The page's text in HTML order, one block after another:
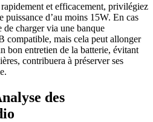
et efficacement, privilégiez
puissance d’au moins 15W. En cas
de charger via une banque
compatible, mais cela peut allonger
bon entretien de la batterie, évitant
contribuera à préserver ses
des